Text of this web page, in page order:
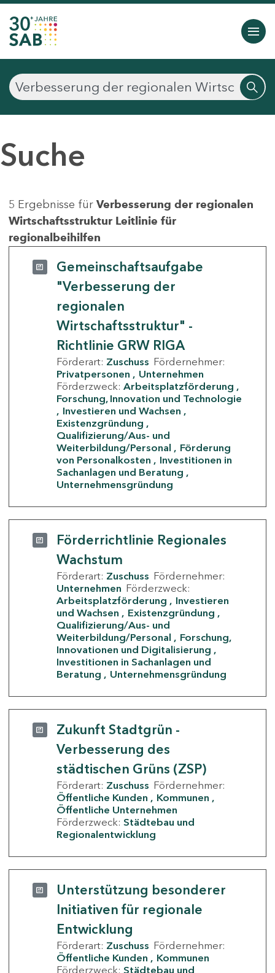
Suche
5 Ergebnisse für Verbesserung der regionalen
Wirtschaftsstruktur Leitlinie für
regionalbeihilfen
Gemeinschaftsaufgabe
"Verbesserung der
regionalen
Wirtschaftsstruktur" -
Richtlinie GRW RIGA
Förderart: Zuschuss Fördernehmer:
Privatpersonen
Unternehmen
Förderzweck: Arbeitsplatzförderung
Forschung, Innovation und Technologie
Investieren und Wachsen
Existenzgründung
Qualifizierung/Aus- und
Weiterbildung/Personal
Förderung
von Personalkosten
Investitionen in
Sachanlagen und Beratung
Unternehmensgründung
Förderrichtlinie Regionales
Wachstum
Förderart: Zuschuss Fördernehmer:
Unternehmen Förderzweck:
Arbeitsplatzförderung
Investieren
und Wachsen
Existenzgründung
Qualifizierung/Aus- und
Weiterbildung/Personal
Forschung,
Innovationen und Digitalisierung
Investitionen in Sachanlagen und
Beratung
Unternehmensgründung
Zukunft Stadtgrün -
Verbesserung des
städtischen Grüns (ZSP)
Förderart: Zuschuss Fördernehmer:
Öffentliche Kunden
Kommunen
Öffentliche Unternehmen
Förderzweck: Städtebau und
Regionalentwicklung
Unterstützung besonderer
Initiativen für regionale
Entwicklung
Förderart: Zuschuss Fördernehmer:
Öffentliche Kunden
Kommunen
Förderzweck: Städtebau und